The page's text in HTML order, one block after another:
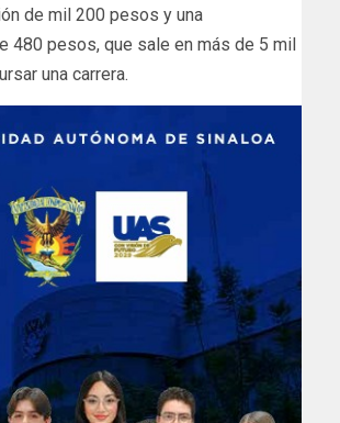
de mil 200 pesos y una
480 pesos, que sale en más de 5 mil
una carrera.